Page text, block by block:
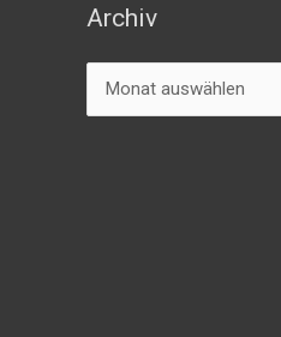
Archiv
Archiv